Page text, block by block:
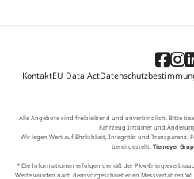
KontaktEU Data Act
Alle Angebote sind freibleibend und unverbindlich. Bitte
Fahrzeug Irrtümer und
Wir legen Wert auf Ehrlichkeit, Integrität und Transparenz.
bereitgestellt: Tiemeyer
* Die Informationen erfolgen gemäß der Pkw-
Werte wurden nach dem vorgeschriebenen Messverfahren